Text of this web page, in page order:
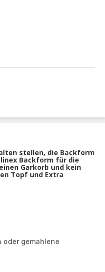
stellen, die Backform
Backform für die
Garkorb und kein
Topf und Extra
oder gemahlene